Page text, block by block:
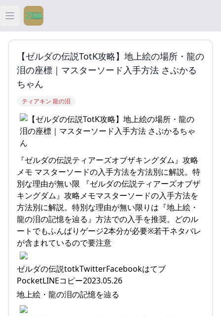
Open main menu
ティアキン
ティアキン 祠
ティアキン 攻略
【ゼルダの伝説TotK攻略】地上絵の場所・龍の
泪の座標｜マスターソード入手方法 さぶかる
ちゃん
ティアキン 龍の泪
『ゼルダの伝説ティアーズオブザキングダム』攻略
メモ マスターソードの入手方法を方法別に解説。特
別な理由が無い限 『ゼルダの伝説ティアーズオブザ
キングダム』攻略メモマスターソードの入手方法を
方法別に解説。特別な理由が無い限りは『地上絵・
龍の泪の記憶を辿る』方法での入手を推奨。どのル
ートでもふんばりゲージ2本分が必要※若干ネタバレ
が含まれているので要注意
ゼルダの伝説totkTwitterFacebookはてブ
PocketLINEコピー2023.05.26
地上絵・龍の泪の記憶を辿る